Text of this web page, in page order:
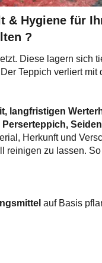
& Hygiene für
?​
Diese lagern sich
Teppich verliert mit
langfristigen
Herkunft und
reinigen zu lassen.
auf Basis